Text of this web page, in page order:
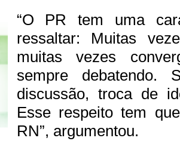
“O PR tem uma
ressaltar: Muitas
muitas vezes
sempre debatendo.
discussão, troca de
Esse respeito tem
RN”, argumentou.